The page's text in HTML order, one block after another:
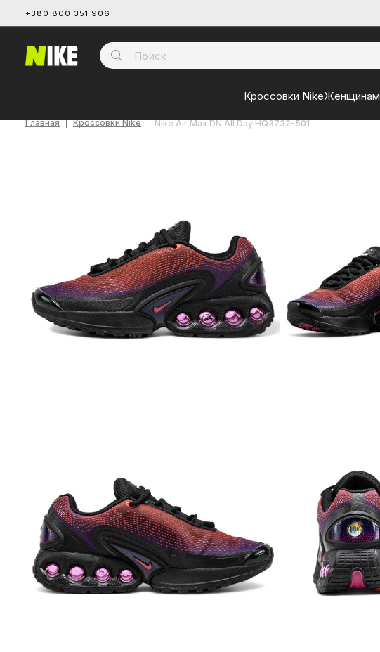
+380 800 351 906
Кроссовки NikeЖенщинам
Главная Кроссовки Nike Nike Air Max DN All Day HQ3732-501